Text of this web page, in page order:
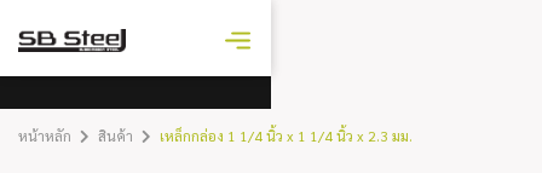
ราคาเหล็ก
หน้าหลัก สินค้า เหล็กกล่อง 1 1/4 นิ้ว x 1 1/4 นิ้ว x 2.3 มม.